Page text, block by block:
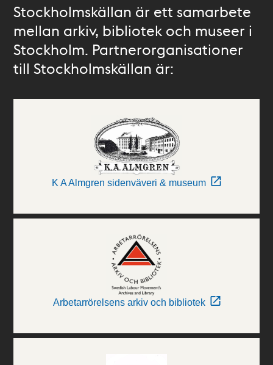
Stockholmskällan är ett samarbete
mellan arkiv, bibliotek och museer i
Stockholm. Partnerorganisationer
till Stockholmskällan är:
K A Almgren sidenväveri & museum
Arbetarrörelsens arkiv och bibliotek